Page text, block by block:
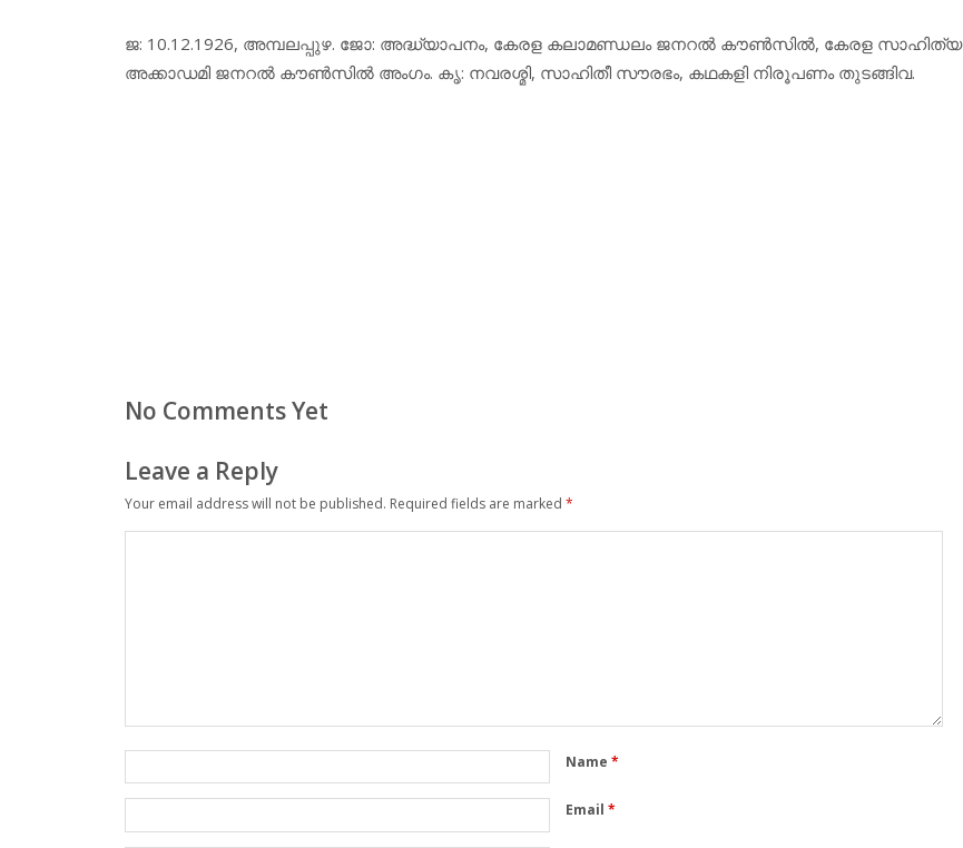
ജ: 10.12.1926, അമ്പലപ്പുഴ. ജോ: അദ്ധ്യാപനം, കേരള കലാമണ്ഡലം ജനറല്‍ കൗണ്‍സില്‍, കേരള സാഹിത്യ
അക്കാഡമി ജനറല്‍ കൗണ്‍സില്‍ അംഗം. കൃ: നവരശ്മി, സാഹിതീ സൗരഭം, കഥകളി നിരൂപണം തുടങ്ങിവ.
No Comments Yet
Leave a Reply
Your email address will not be published. Required fields are marked *
Name *
Email *